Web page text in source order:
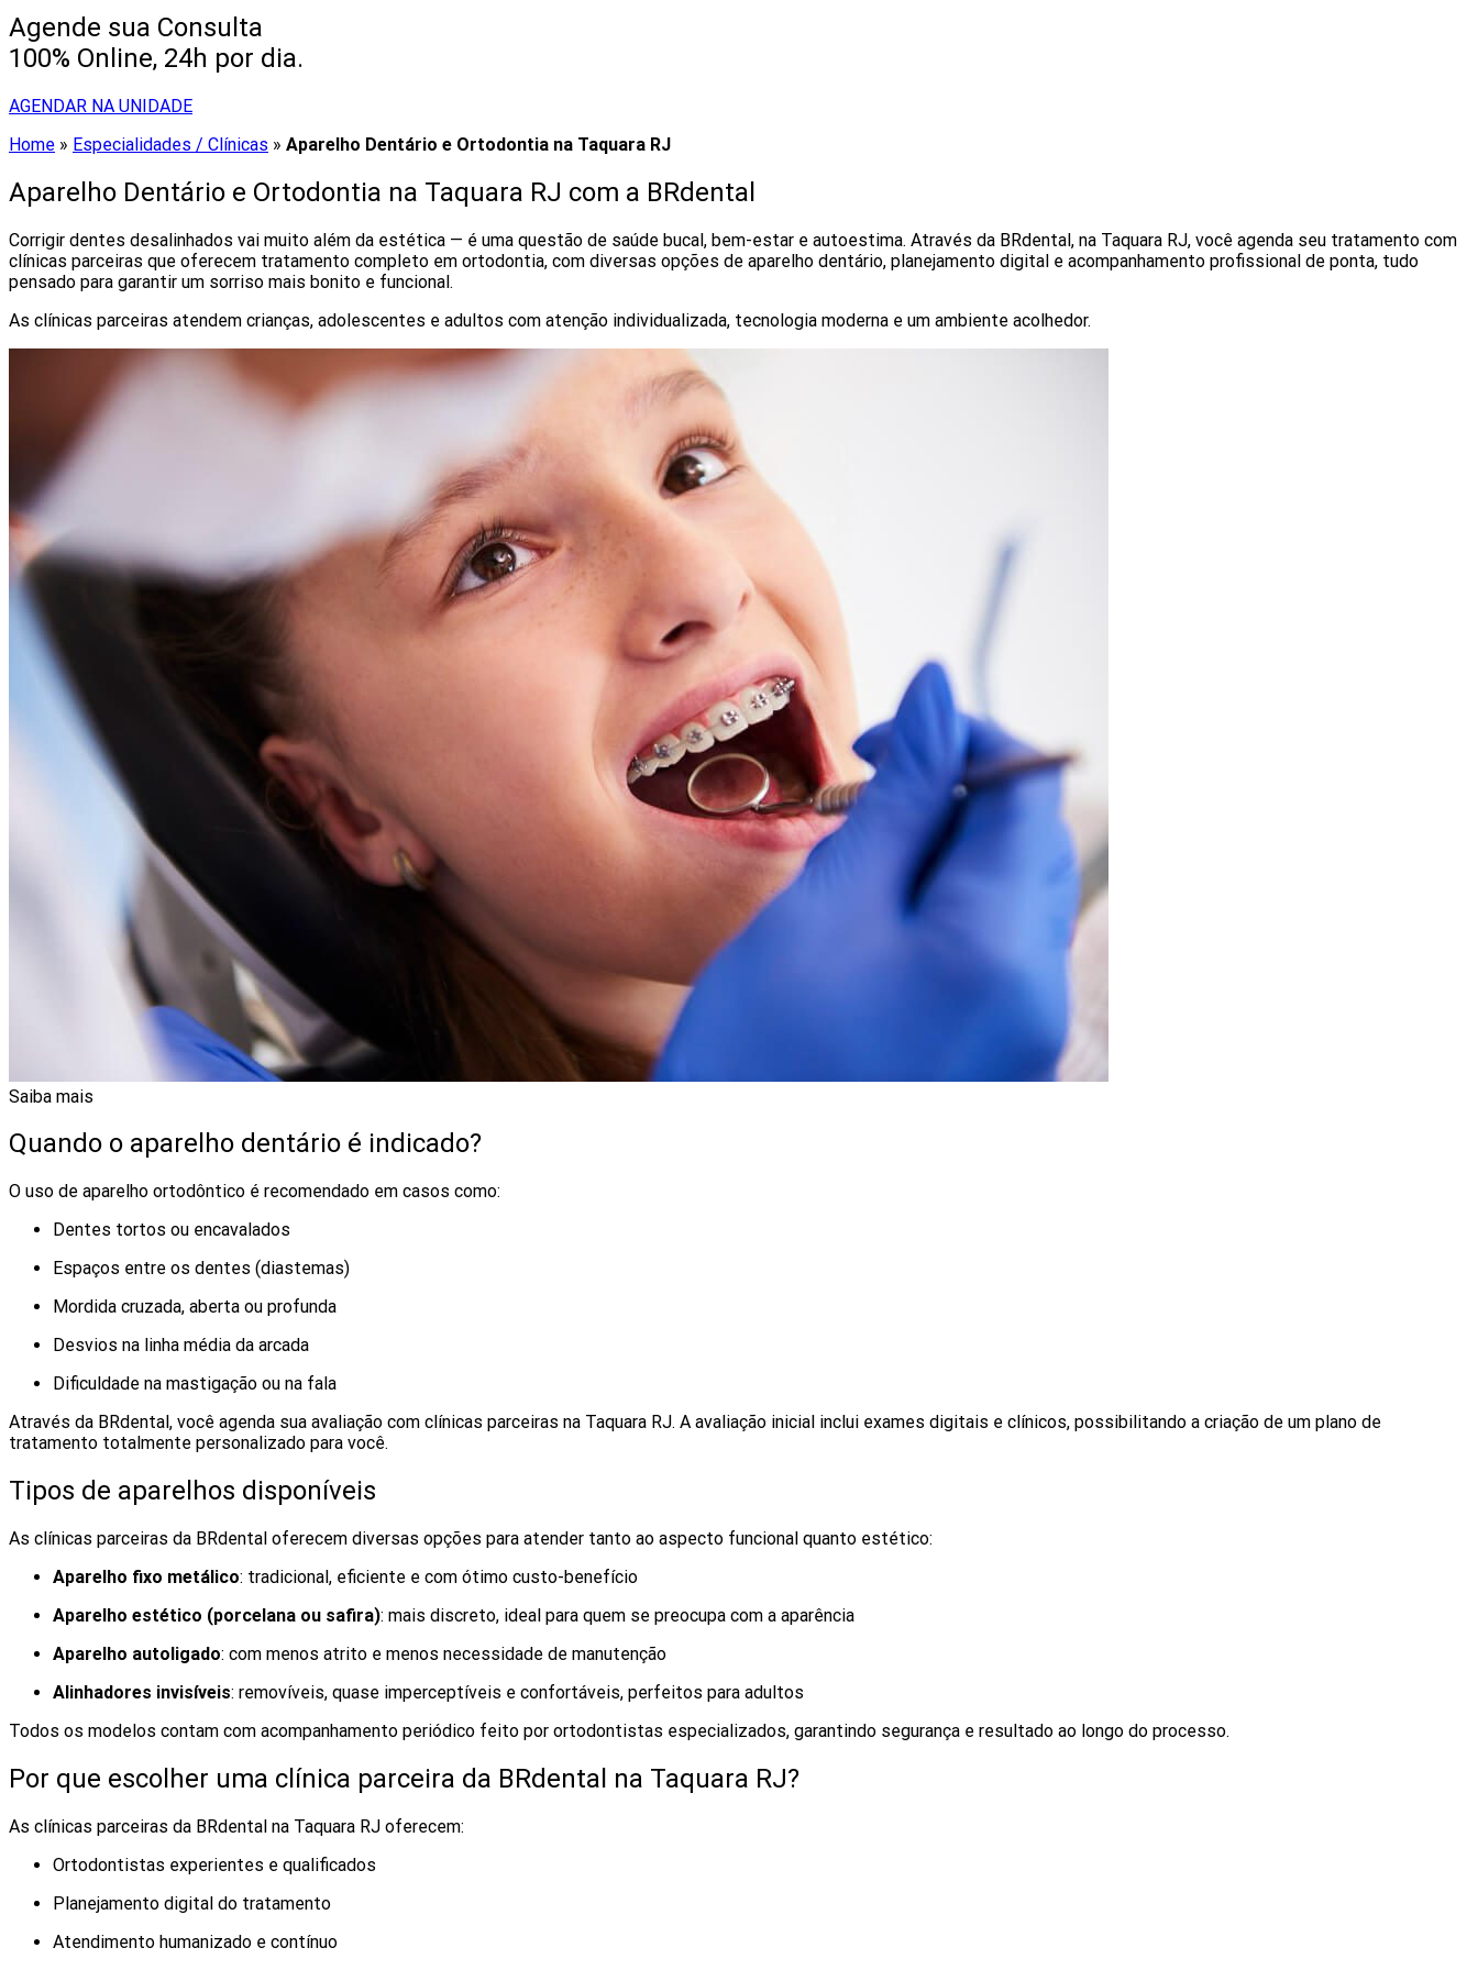
Agende sua Consulta
100% Online, 24h por dia.
AGENDAR NA UNIDADE
Home » Especialidades / Clínicas » Aparelho Dentário e Ortodontia na Taquara RJ
Aparelho Dentário e Ortodontia na Taquara RJ com a BRdental
Corrigir dentes desalinhados vai muito além da estética — é uma questão de saúde bucal, bem-estar e autoestima. Através da BRdental, na Taquara RJ, você agenda seu tratamento com
clínicas parceiras que oferecem tratamento completo em ortodontia, com diversas opções de aparelho dentário, planejamento digital e acompanhamento profissional de ponta, tudo
pensado para garantir um sorriso mais bonito e funcional.
As clínicas parceiras atendem crianças, adolescentes e adultos com atenção individualizada, tecnologia moderna e um ambiente acolhedor.
Saiba mais
Quando o aparelho dentário é indicado?
O uso de aparelho ortodôntico é recomendado em casos como:
Dentes tortos ou encavalados
Espaços entre os dentes (diastemas)
Mordida cruzada, aberta ou profunda
Desvios na linha média da arcada
Dificuldade na mastigação ou na fala
Através da BRdental, você agenda sua avaliação com clínicas parceiras na Taquara RJ. A avaliação inicial inclui exames digitais e clínicos, possibilitando a criação de um plano de
tratamento totalmente personalizado para você.
Tipos de aparelhos disponíveis
As clínicas parceiras da BRdental oferecem diversas opções para atender tanto ao aspecto funcional quanto estético:
Aparelho fixo metálico: tradicional, eficiente e com ótimo custo-benefício
Aparelho estético (porcelana ou safira): mais discreto, ideal para quem se preocupa com a aparência
Aparelho autoligado: com menos atrito e menos necessidade de manutenção
Alinhadores invisíveis: removíveis, quase imperceptíveis e confortáveis, perfeitos para adultos
Todos os modelos contam com acompanhamento periódico feito por ortodontistas especializados, garantindo segurança e resultado ao longo do processo.
Por que escolher uma clínica parceira da BRdental na Taquara RJ?
As clínicas parceiras da BRdental na Taquara RJ oferecem:
Ortodontistas experientes e qualificados
Planejamento digital do tratamento
Atendimento humanizado e contínuo